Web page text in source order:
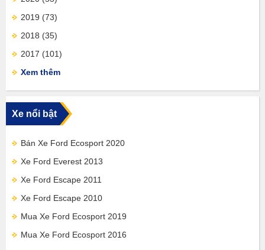
2019 (73)
2018 (35)
2017 (101)
Xem thêm
Xe nổi bật
Bán Xe Ford Ecosport 2020
Xe Ford Everest 2013
Xe Ford Escape 2011
Xe Ford Escape 2010
Mua Xe Ford Ecosport 2019
Mua Xe Ford Ecosport 2016